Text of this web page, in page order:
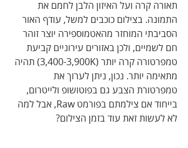
תאורה קרה ועל האיזון הלבן לחמם את
התמונה. בצילום כוכבים למשל, עודף האור
הסביבתי המוחזר מהאטמוספירה יוצר זוהר
חם לשמיים, ולכן באזורים עירוניים קביעת
טמפרטורה קרה יותר (3,400-3,900K) תהיה
מתאימה יותר. נכון, ניתן לערוך את
טמפרטורת הצבע גם בפוטושופ ולייטרום,
בייחוד אם צילמתם בפורמט Raw, אבל למה
לא לעשות זאת עוד בזמן הצילום?